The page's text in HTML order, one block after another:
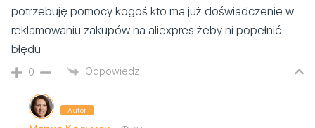
potrzebuję pomocy kogoś kto ma już doświadczenie w
reklamowaniu zakupów na aliexpres żeby ni popełnić
błędu
0 Odpowiedz
Autor